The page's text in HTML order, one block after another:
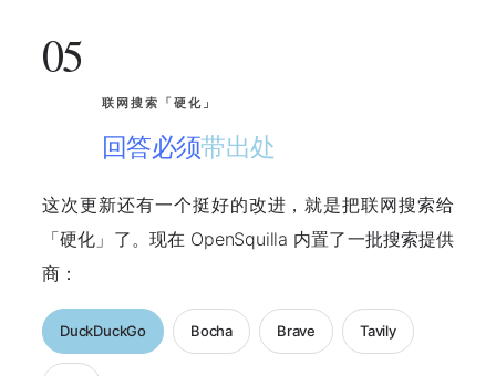
05
联网搜索「硬化」
回答必须带出处
这次更新还有一个挺好的改进，就是把联网搜索给
「硬化」了。现在 OpenSquilla 内置了一批搜索提供
商：
DuckDuckGo Bocha Brave Tavily